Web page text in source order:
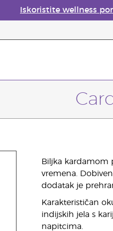
Iskoristite wellness
Biljka kardamom
vremena.
dodatak je
Karakterističan
indijskih jela s
napitcima.